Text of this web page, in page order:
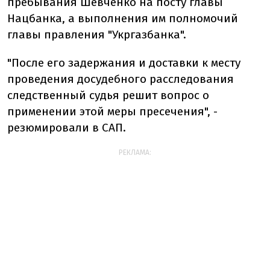
Нацбанка, а выполнения им полномочий
главы правления "Укргазбанка".
"После его задержания и доставки к месту
проведения досудебного расследования
следственный судья решит вопрос о
применении этой меры пресечения", -
резюмировали в САП.
РЕКЛАМА: